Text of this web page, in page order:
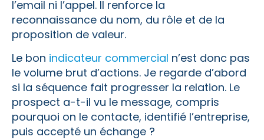
l’email ni l’appel. Il renforce la
reconnaissance du nom, du rôle et de la
proposition de valeur.
Le bon indicateur commercial n’est donc pas
le volume brut d’actions. Je regarde d’abord
si la séquence fait progresser la relation. Le
prospect a-t-il vu le message, compris
pourquoi on le contacte, identifié l’entreprise,
puis accepté un échange ?